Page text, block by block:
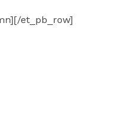
et_pb_row]